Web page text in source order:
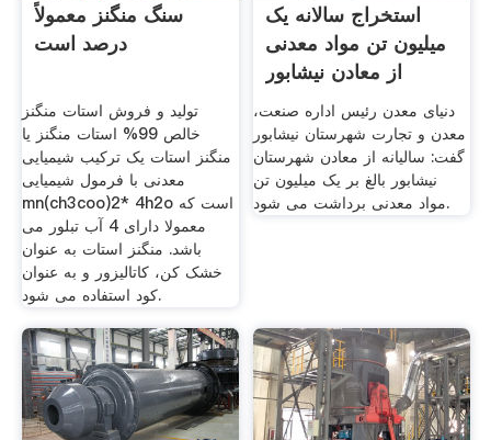
سنگ منگنز معمولاً
درصد است
تولید و فروش استات منگنز
خالص 99% استات منگنز یا
منگنز استات یک ترکیب شیمیایی
معدنی با فرمول شیمیایی
mn(ch3coo)2* 4h2o است که
معمولا دارای 4 آب تبلور می
باشد. منگنز استات به عنوان
خشک کن، کاتالیزور و به عنوان
کود استفاده می شود.
استخراج سالانه یک
میلیون تن مواد معدنی
از معادن نیشابور
دنیای معدن رئیس اداره صنعت،
معدن و تجارت شهرستان نیشابور
گفت: سالیانه از معادن شهرستان
نیشابور بالغ بر یک میلیون تن
مواد معدنی برداشت می شود.